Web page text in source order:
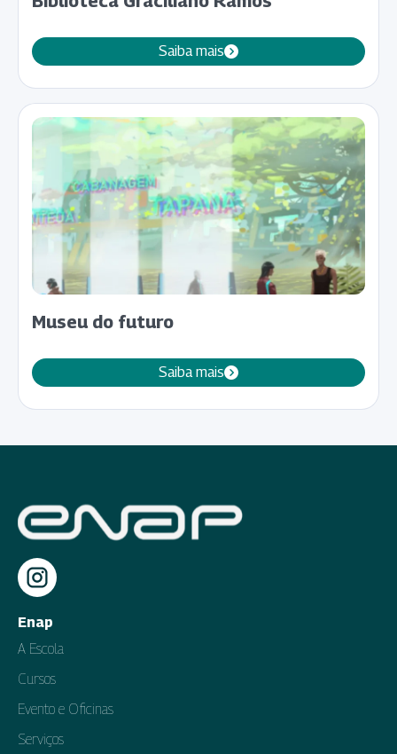
Saiba mais
Museu do futuro
Saiba mais
Enap
A Escola
Cursos
Evento e Oficinas
Serviços